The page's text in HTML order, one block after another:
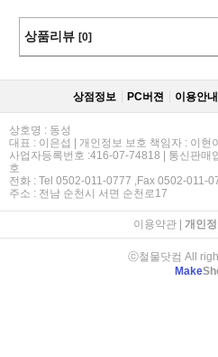
상품리뷰 [0]
상점정보 PC버젼 이용안내
상호명 : 동성
대표 : 이은섭 | 개인정보 보호 책임자 : 이현
사업자등록번호 :416-07-74818 | 통신판매
호
전화 : Tel 0502-011-0777 ,Fax 0502-011-
주소 : 전남 순천시 서면 순천로17
이용약관| 개인
ⓒ철물닷컴 All
Make